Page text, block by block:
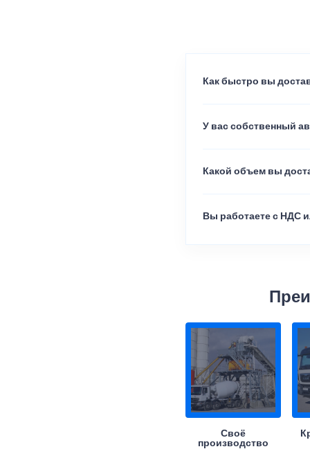
Как быстро вы
У вас собственный
Какой объем вы
Вы работаете с НДС
Своё
производство